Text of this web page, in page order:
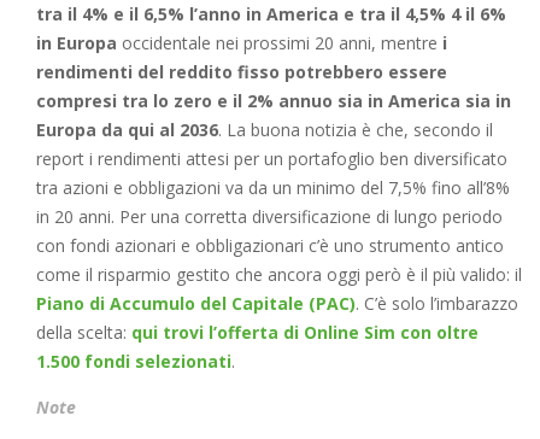
tra il 4% e il 6,5% l’anno in America e tra il 4,5% 4 il 6%
in Europa occidentale nei prossimi 20 anni, mentre i
rendimenti del reddito fisso potrebbero essere
compresi tra lo zero e il 2% annuo sia in America sia in
Europa da qui al 2036. La buona notizia è che, secondo il
report i rendimenti attesi per un portafoglio ben diversificato
tra azioni e obbligazioni va da un minimo del 7,5% fino all’8%
in 20 anni. Per una corretta diversificazione di lungo periodo
con fondi azionari e obbligazionari c’è uno strumento antico
come il risparmio gestito che ancora oggi però è il più valido: il
Piano di Accumulo del Capitale (PAC). C’è solo l’imbarazzo
della scelta: qui trovi l’offerta di Online Sim con oltre
1.500 fondi selezionati.
Note